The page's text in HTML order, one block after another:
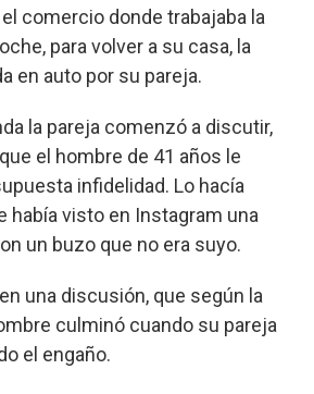
comercio donde trabajaba la
para volver a su casa, la
en auto por su pareja.
la pareja comenzó a discutir,
el hombre de 41 años le
infidelidad. Lo hacía
había visto en Instagram una
un buzo que no era suyo.
una discusión, que según la
culminó cuando su pareja
el engaño.